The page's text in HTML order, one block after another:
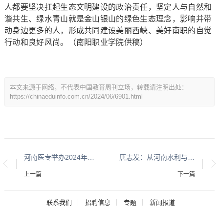
人都要坚决扛起生态文明建设的政治责任，坚定人与自然和
谐共生、绿水青山就是金山银山的绿色生态理念，影响并带
动身边更多的人，形成共同建设美丽西峡、美好南职的自觉
行动和良好风尚。（南阳职业学院供稿）
本文来源于网络，不代表中国教育周刊立场，转载请注明出处：
https://chinaeduinfo.com.cn/2024/06/6901.html
河南医专举办2024年新郑市科技周活动
上一篇 下一篇
联系我们 招聘信息 专题 新闻报道